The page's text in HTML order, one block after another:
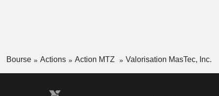
Bourse Actions Action MTZ Valorisation MasTec, Inc.